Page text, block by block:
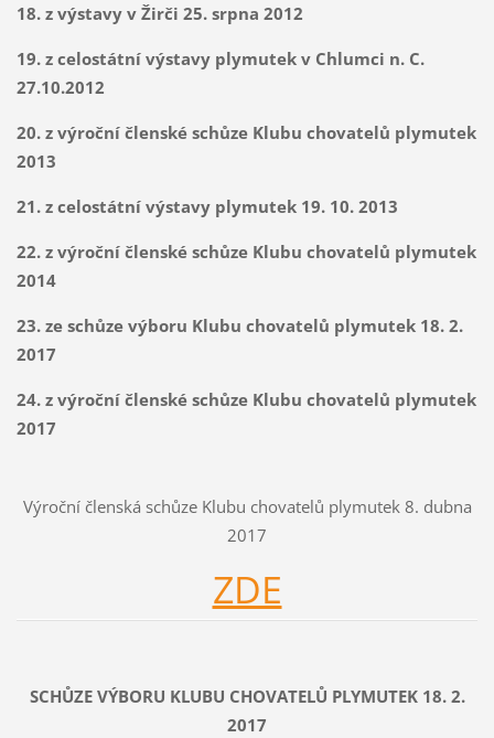
18. z výstavy v Žirči 25. srpna 2012
19. z celostátnívýstavy plymutek v Chlumci n. C.
27.10.2012
20. z výroční členské schůze Klubu chovatelů plymutek
2013
21. z celostátní výstavy plymutek 19. 10. 2013
22. z výroční členské schůze Klubu chovatelů plymutek
2014
23. ze schůze výboru Klubu chovatelů plymutek 18. 2.
2017
24. z výroční členské schůze Klubu chovatelů plymutek
2017
Výroční členská schůze Klubu chovatelů plymutek 8. dubna
2017
ZDE
SCHŮZE VÝBORU KLUBU CHOVATELŮ PLYMUTEK 18. 2.
2017